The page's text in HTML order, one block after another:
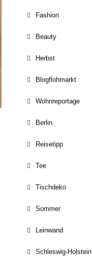
Fashion
Beauty
Herbst
Blogflohmarkt
Wohnreportage
Berlin
Reisetipp
Tee
Tischdeko
Sommer
Leinwand
Schleswig-Holstein